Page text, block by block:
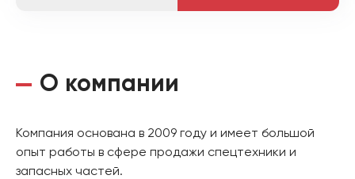
О компании
Компания основана в 2009 году и имеет большой
опыт работы в сфере продажи спецтехники и
запасных частей.